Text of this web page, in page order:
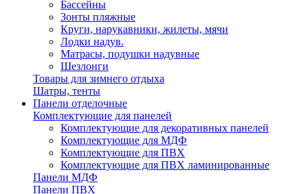
Бассейны
Зонты пляжные
Круги, нарукавники, жилеты, мячи
Лодки надув.
Матрасы, подушки надувные
Шезлонги
Товары для зимнего отдыха
Шатры, тенты
Панели отделочные
Комплектующие для панелей
Комплектующие для декоративных панелей
Комплектующие для МДФ
Комплектующие для ПВХ
Комплектующие для ПВХ ламинированные
Панели МДФ
Панели ПВХ